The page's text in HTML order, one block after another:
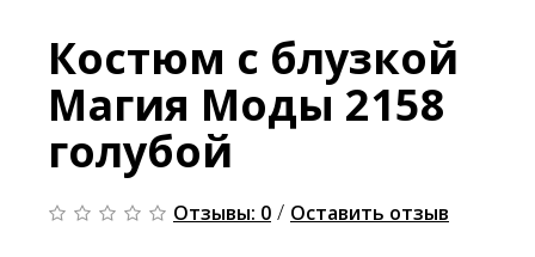
Костюм с блузкой
Магия Моды 2158
голубой
Отзывы: 0 / Оставить отзыв